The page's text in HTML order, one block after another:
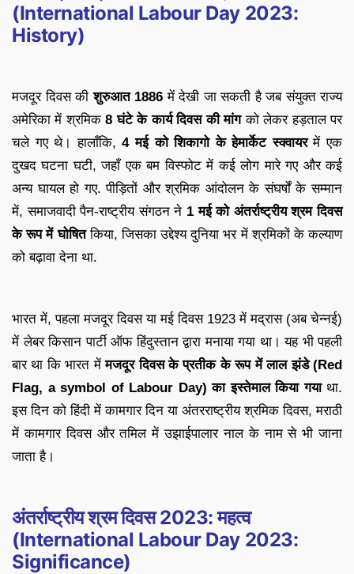
(International Labour Day 2023:
History)
मजदूर दिवस कीशुरुआत 1886 में देखी जा सकती है जब संयुक्त राज्य
अमेरिका में श्रमिक8 घंटे के कार्य दिवस की मांगको लेकर हड़ताल पर
चले गए थे। हालाँकि,4 मई को शिकागो के हेमार्केट स्क्वायरमें एक
दुखद घटना घटी, जहाँ एक बम विस्फोट में कई लोग मारे गए और कई
अन्य घायल हो गए. पीड़ितों और श्रमिक आंदोलन के संघर्षों के सम्मान
में, समाजवादी पैन-राष्ट्रीय संगठन ने 1 मई को अंतर्राष्ट्रीय श्रम दिवस
के रूप में घोषितकिया, जिसका उद्देश्य दुनिया भर में श्रमिकों के कल्याण
को बढ़ावा देना था.
भारत में, पहला मजदूर दिवस या मई दिवस 1923 में मद्रास (अब चेन्नई)
में लेबर किसान पार्टी ऑफ हिंदुस्तान द्वारा मनाया गया था। यह भी पहली
बार था कि भारत मेंमजदूर दिवस के प्रतीक के रूप में लाल झंडे (Red
Flag, a symbol of Labour Day) का इस्तेमाल किया गयाथा.
इस दिन को हिंदी में कामगार दिन या अंतरराष्ट्रीय श्रमिक दिवस, मराठी
में कामगार दिवस और तमिल में उझाईपालार नाल के नाम से भी जाना
जाता है।
अंतर्राष्ट्रीय श्रम दिवस 2023: महत्व
(International Labour Day 2023:
Significance)